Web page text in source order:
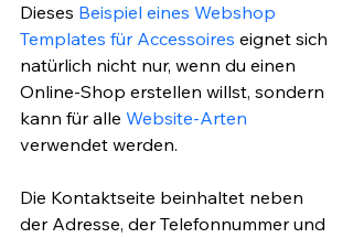
Dieses Beispiel eines Webshop
Templates für Accessoires eignet sich
natürlich nicht nur, wenn du einen
Online-Shop erstellen willst, sondern
kann für alle Website-Arten
verwendet werden.
Die Kontaktseite beinhaltet neben
der Adresse, der Telefonnummer und